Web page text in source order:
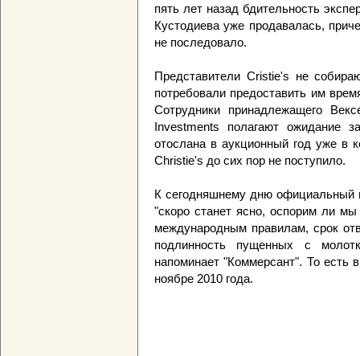
пять лет назад бдительность
Кустодиева уже продавалась,
не последовало.
Представители Cristie's не
потребовали предоставить им
Сотрудники принадлежащего
Investments полагают ожидание
отослана в аукционный год уже в
Christie's до сих пор не поступило.
К сегодняшнему дню официальный
"скоро станет ясно, оспорим ли
международным правилам, срок
подлинность пущенных с
напоминает "Коммерсант". То есть
ноябре 2010 года.